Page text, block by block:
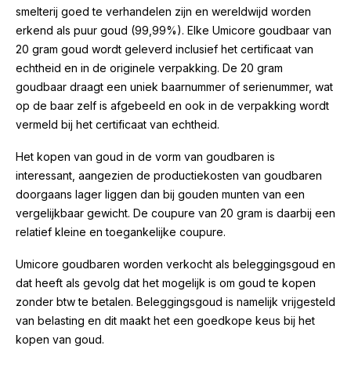
smelterij goed te verhandelen zijn en wereldwijd worden
erkend als puur goud (99,99%). Elke Umicore goudbaar van
20 gram goud wordt geleverd inclusief het certificaat van
echtheid en in de originele verpakking. De 20 gram
goudbaar draagt een uniek baarnummer of serienummer, wat
op de baar zelf is afgebeeld en ook in de verpakking wordt
vermeld bij het certificaat van echtheid.
Het kopen van goud in de vorm van goudbaren is
interessant, aangezien de productiekosten van goudbaren
doorgaans lager liggen dan bij gouden munten van een
vergelijkbaar gewicht. De coupure van 20 gram is daarbij een
relatief kleine en toegankelijke coupure.
Umicore goudbaren worden verkocht als beleggingsgoud en
dat heeft als gevolg dat het mogelijk is om goud te kopen
zonder btw te betalen. Beleggingsgoud is namelijk vrijgesteld
van belasting en dit maakt het een goedkope keus bij het
kopen van goud.